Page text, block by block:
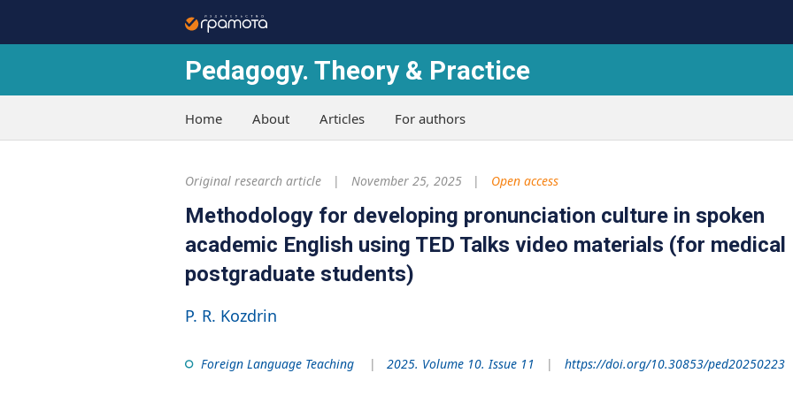
Pedagogy. Theory & Practice
Home About Articles For authors
Original research article November 25, 2025 Open access
Methodology for developing pronunciation culture in spoken
academic English using TED Talks video materials (for medical
postgraduate students)
P. R. Kozdrin
Foreign Language Teaching 2025. Volume 10. Issue 11 https://doi.org/10.30853/ped20250223